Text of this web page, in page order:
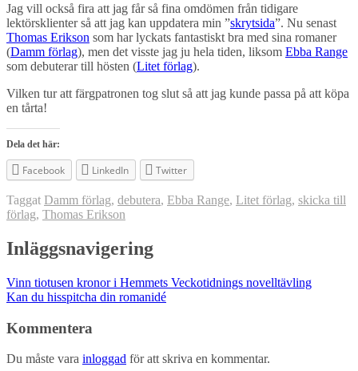
Jag vill också fira att jag får så fina omdömen från tidigare
lektörsklienter så att jag kan uppdatera min ”skrytsida”. Nu senast
Thomas Erikson som har lyckats fantastiskt bra med sina romaner
(Damm förlag), men det visste jag ju hela tiden, liksom Ebba Range
som debuterar till hösten (Litet förlag).
Vilken tur att färgpatronen tog slut så att jag kunde passa på att köpa
en tårta!
Dela det här:
Facebook LinkedIn Twitter
Taggat Damm förlag, debutera, Ebba Range, Litet förlag, skicka till
förlag, Thomas Erikson
Inläggsnavigering
Vinn tiotusen kronor i Hemmets Veckotidnings novelltävling
Kan du hisspitcha din romanidé
Kommentera
Du måste vara inloggad för att skriva en kommentar.